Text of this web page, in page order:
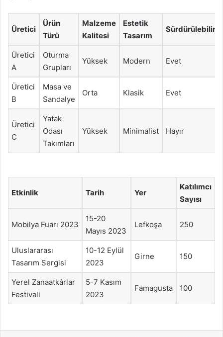
Üretici
Ürün
Türü
Malzeme
Kalitesi
Estetik
Tasarım
Üretici
A
Oturma
Grupları
Yüksek Modern Evet
Üretici
B
Masa ve
Sandalye
Orta Klasik Evet
Üretici
C
Yatak
Odası
Takımları
Yüksek Minimalist Hayır
Etkinlik Tarih Yer
Katılımcı
Sayısı
Mobilya Fuarı 2023
15-20
Mayıs 2023
Lefkoşa 250
Uluslararası
Tasarım Sergisi
10-12 Eylül
2023
Girne 150
Yerel Zanaatkârlar
Festivali
5-7 Kasım
2023
Famagusta 100